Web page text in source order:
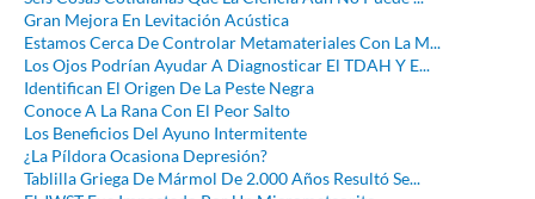
Gran Mejora En Levitación Acústica
Estamos Cerca De Controlar Metamateriales Con La M...
Los Ojos Podrían Ayudar A Diagnosticar El TDAH Y E...
Identifican El Origen De La Peste Negra
Conoce A La Rana Con El Peor Salto
Los Beneficios Del Ayuno Intermitente
¿La Píldora Ocasiona Depresión?
Tablilla Griega De Mármol De 2.000 Años Resultó Se...